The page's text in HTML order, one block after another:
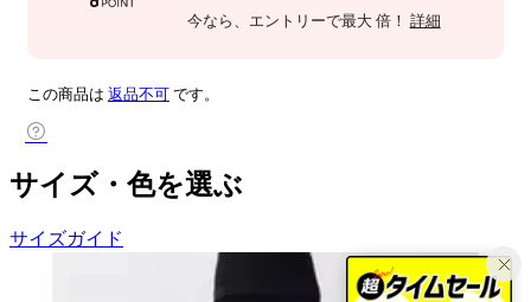
今なら 、エントリーで最大 倍！ 詳細
この商品は 返品不可 です。
サイズ・色を選ぶ
サイズガイド